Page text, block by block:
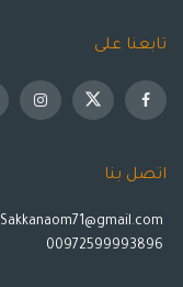
تابعنا على
اتصل بنا
Sakkanaom71@gmail.com